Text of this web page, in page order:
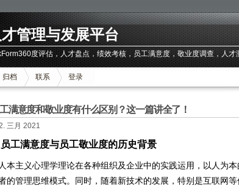
才管理与发展平台
度评估，人才盘点，绩效考核，员工满意度，敬业度调查，人才
归档 联系 登录
满意度和敬业度有什么区别？这一篇讲全了！
三月 2021
工满意度与员工敬业度的历史背景
本主义心理学理论在各种组织及企业中的实践运用，以人为
的管理思维模式。同时，随着新技术的发展，特别是互联网